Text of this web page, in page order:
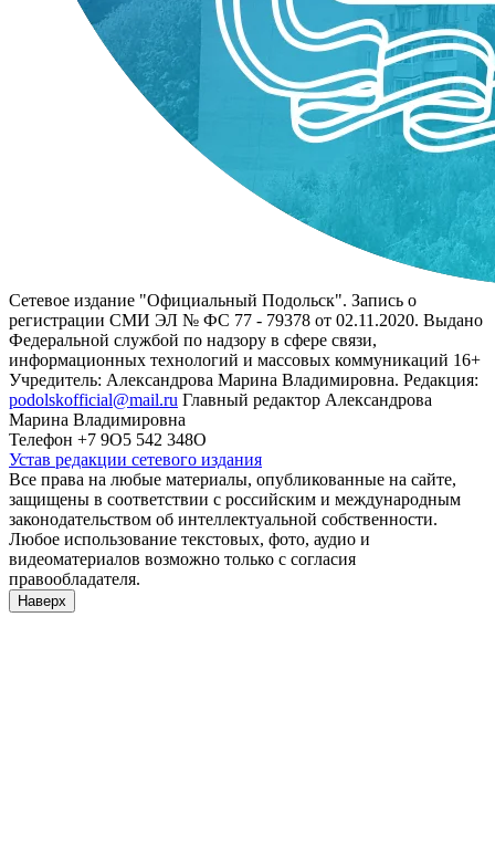
Сетевое издание "Официальный Подольск". Запись о
регистрации СМИ ЭЛ № ФС 77 - 79378 от 02.11.2020. Выдано
Федеральной службой по надзору в сфере связи,
информационных технологий и массовых коммуникаций 16+
Учредитель: Александрова Марина Владимировна. Редакция:
podolskofficial@mail.ru Главный редактор Александрова
Марина Владимировна
Телефон +7 9О5 542 348О
Устав редакции сетевого издания
Все права на любые материалы, опубликованные на сайте,
защищены в соответствии с российским и международным
законодательством об интеллектуальной собственности.
Любое использование текстовых, фото, аудио и
видеоматериалов возможно только с согласия
правообладателя.
Наверх